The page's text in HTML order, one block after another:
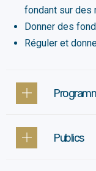
fondant sur des
Donner des
Réguler et
Publics